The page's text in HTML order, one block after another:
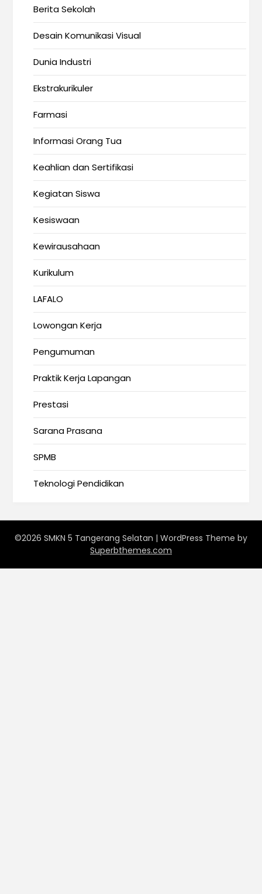
Berita Sekolah
Desain Komunikasi Visual
Dunia Industri
Ekstrakurikuler
Farmasi
Informasi Orang Tua
Keahlian dan Sertifikasi
Kegiatan Siswa
Kesiswaan
Kewirausahaan
Kurikulum
LAFALO
Lowongan Kerja
Pengumuman
Praktik Kerja Lapangan
Prestasi
Sarana Prasana
SPMB
Teknologi Pendidikan
©2026 SMKN 5 Tangerang Selatan | WordPress Theme by
Superbthemes.com